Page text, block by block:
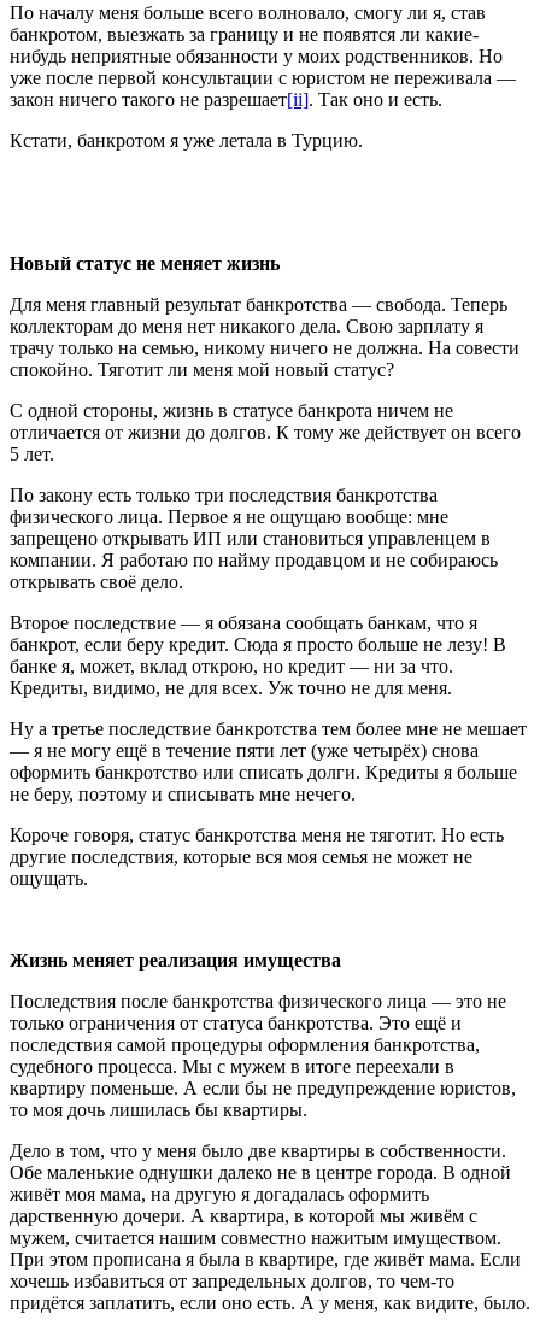
По началу меня больше всего волновало, смогу ли я, став
банкротом, выезжать за границу и не появятся ли какие-
нибудь неприятные обязанности у моих родственников. Но
уже после первой консультации с юристом не переживала —
закон ничего такого не разрешает[ii]. Так оно и есть.
Кстати, банкротом я уже летала в Турцию.
Новый статус не меняет жизнь
Для меня главный результат банкротства — свобода. Теперь
коллекторам до меня нет никакого дела. Свою зарплату я
трачу только на семью, никому ничего не должна. На совести
спокойно. Тяготит ли меня мой новый статус?
С одной стороны, жизнь в статусе банкрота ничем не
отличается от жизни до долгов. К тому же действует он всего
5 лет.
По закону есть только три последствия банкротства
физического лица. Первое я не ощущаю вообще: мне
запрещено открывать ИП или становиться управленцем в
компании. Я работаю по найму продавцом и не собираюсь
открывать своё дело.
Второе последствие — я обязана сообщать банкам, что я
банкрот, если беру кредит. Сюда я просто больше не лезу! В
банке я, может, вклад открою, но кредит — ни за что.
Кредиты, видимо, не для всех. Уж точно не для меня.
Ну а третье последствие банкротства тем более мне не мешает
— я не могу ещё в течение пяти лет (уже четырёх) снова
оформить банкротство или списать долги. Кредиты я больше
не беру, поэтому и списывать мне нечего.
Короче говоря, статус банкротства меня не тяготит. Но есть
другие последствия, которые вся моя семья не может не
ощущать.
Жизнь меняет реализация имущества
Последствия после банкротства физического лица — это не
только ограничения от статуса банкротства. Это ещё и
последствия самой процедуры оформления банкротства,
судебного процесса. Мы с мужем в итоге переехали в
квартиру поменьше. А если бы не предупреждение юристов,
то моя дочь лишилась бы квартиры.
Дело в том, что у меня было две квартиры в собственности.
Обе маленькие однушки далеко не в центре города. В одной
живёт моя мама, на другую я догадалась оформить
дарственную дочери. А квартира, в которой мы живём с
мужем, считается нашим совместно нажитым имуществом.
При этом прописана я была в квартире, где живёт мама. Если
хочешь избавиться от запредельных долгов, то чем-то
придётся заплатить, если оно есть. А у меня, как видите, было.